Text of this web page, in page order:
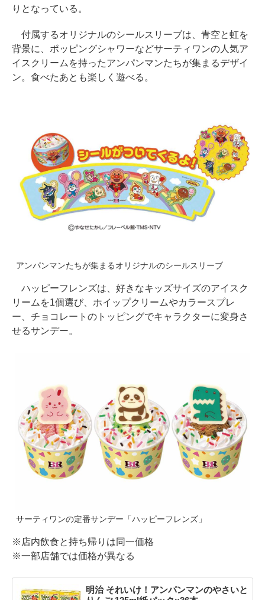
りとなっている。
付属するオリジナルのシールスリーブは、青空と虹を
背景に、ポッピングシャワーなどサーティワンの人気ア
イスクリームを持ったアンパンマンたちが集まるデザイ
ン。食べたあとも楽しく遊べる。
アンパンマンたちが集まるオリジナルのシールスリーブ
ハッピーフレンズは、好きなキッズサイズのアイスク
リームを1個選び、ホイップクリームやカラースプレ
ー、チョコレートのトッピングでキャラクターに変身さ
せるサンデー。
サーティワンの定番サンデー「ハッピーフレンズ」
※店内飲食と持ち帰りは同一価格
※一部店舗では価格が異なる
明治 それいけ！アンパンマンのやさいと